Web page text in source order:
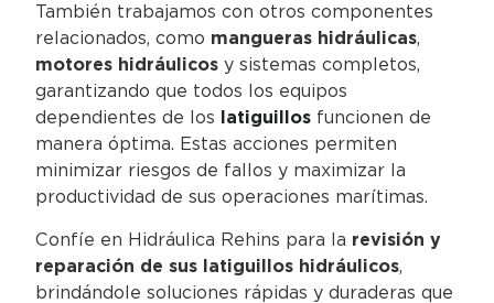
También trabajamos con otros componentes
relacionados, como mangueras hidráulicas,
motores hidráulicos y sistemas completos,
garantizando que todos los equipos
dependientes de los
latiguillos funcionen de
manera óptima. Estas acciones permiten
minimizar riesgos de fallos y maximizar la
productividad de sus operaciones marítimas.
Confíe en Hidráulica Rehins para la revisión y
reparación de sus latiguillos hidráulicos,
brindándole soluciones rápidas y duraderas que